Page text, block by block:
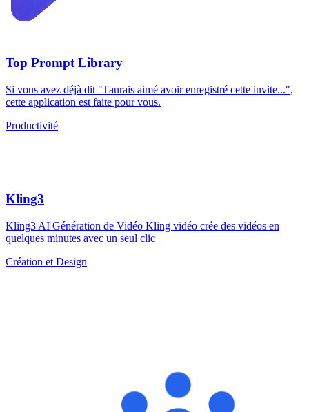
Top Prompt Library
Si vous avez déjà dit "J'aurais aimé avoir enregistré cette invite...",
cette application est faite pour vous.
Productivité
Kling3
Kling3 AI Génération de Vidéo Kling vidéo crée des vidéos en
quelques minutes avec un seul clic
Création et Design